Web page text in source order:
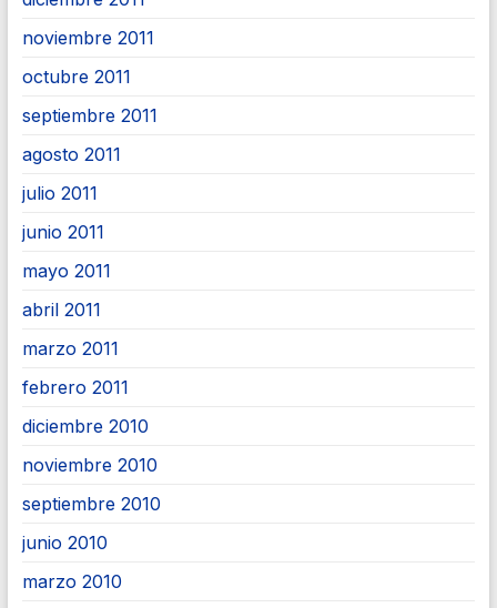
noviembre 2011
octubre 2011
septiembre 2011
agosto 2011
julio 2011
junio 2011
mayo 2011
abril 2011
marzo 2011
febrero 2011
diciembre 2010
noviembre 2010
septiembre 2010
junio 2010
marzo 2010